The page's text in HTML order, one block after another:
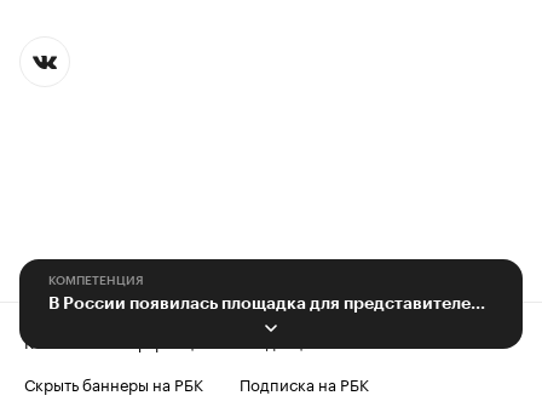
КОМПЕТЕНЦИЯ
В России появилась площадка для представителей отрасли обращения с ТКО
Контактная информация
Скрыть баннеры на РБК
Подписка на РБК